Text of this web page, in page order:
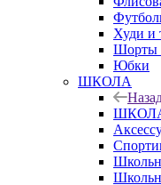
Худи и
Шорты
Юбки
ШКОЛА